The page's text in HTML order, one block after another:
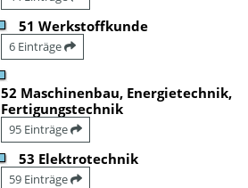
51 Werkstoffkunde
6 Einträge
52 Maschinenbau, Energietechnik,
Fertigungstechnik
95 Einträge
53 Elektrotechnik
59 Einträge